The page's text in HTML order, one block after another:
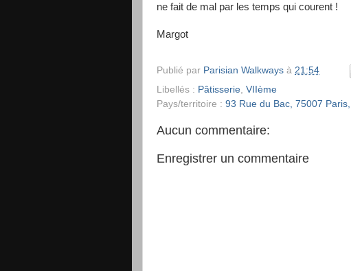
ne fait de mal par les temps qui courent !
Margot
Publié par Parisian Walkways à 21:54
Libellés : Pâtisserie VIIème
Pays/territoire : 93 Rue du Bac, 75007
Aucun commentaire:
Enregistrer un commentaire